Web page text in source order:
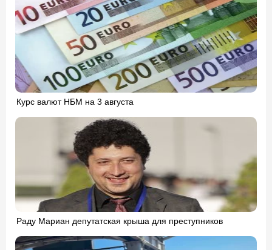
Курс валют НБМ на 3 августа
Раду Мариан депутатская крыша для преступников